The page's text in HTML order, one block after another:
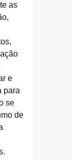
as
e
para
se
de